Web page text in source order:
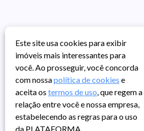
Este site usa cookies para exibir
imóveis mais interessantes para
você. Ao prosseguir, você concorda
com nossapolítica de cookies e
aceita os termos de uso, que regem a
relação entre você e nossa empresa,
estabelecendo as regras para o uso
da PLATAFORMA.